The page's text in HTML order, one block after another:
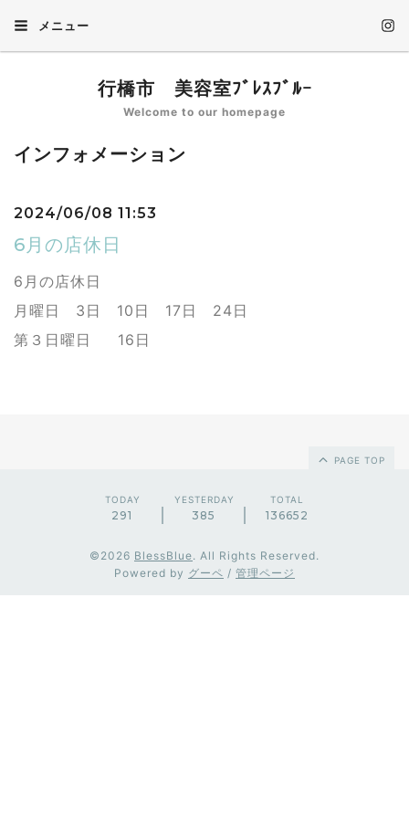
メニュー
行橋市 美容室ﾌﾞﾚｽﾌﾞﾙｰ
Welcome to our homepage
インフォメーション
2024/06/08 11:53
6月の店休日
6月の店休日
月曜日 3日 10日 17日 24日
第３日曜日 16日
PAGE TOP
TODAY
291
YESTERDAY
385
TOTAL
136652
©2026 BlessBlue. All Rights Reserved.
Powered by グーペ / 管理ページ